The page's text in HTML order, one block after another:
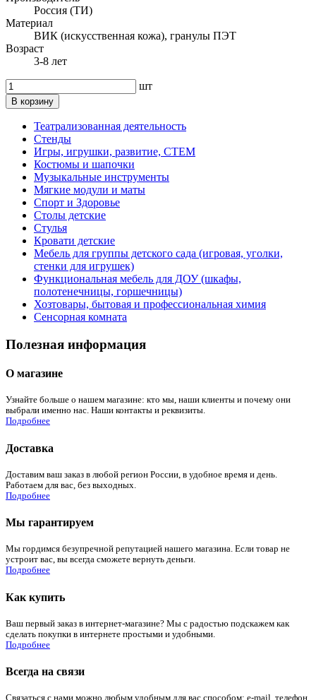
Россия (ТИ)
Материал
ВИК (искусственная кожа), гранулы ПЭТ
Возраст
3-8 лет
шт
В корзину
Театрализованная деятельность
Стенды
Игры, игрушки, развитие, СТЕМ
Костюмы и шапочки
Музыкальные инструменты
Мягкие модули и маты
Спорт и Здоровье
Столы детские
Стулья
Кровати детские
Мебель для группы детского сада (игровая, уголки,
стенки для игрушек)
Функциональная мебель для ДОУ (шкафы,
полотенечницы, горшечницы)
Хозтовары, бытовая и профессиональная химия
Сенсорная комната
Полезная информация
О магазине
Узнайте больше о нашем магазине: кто мы, наши клиенты и почему они
выбрали именно нас. Наши контакты и реквизиты.
Подробнее
Доставка
Доставим ваш заказ в любой регион России, в удобное время и день.
Работаем для вас, без выходных.
Подробнее
Мы гарантируем
Мы гордимся безупречной репутацией нашего магазина. Если товар не
устроит вас, вы всегда сможете вернуть деньги.
Подробнее
Как купить
Ваш первый заказ в интернет-магазине? Мы с радостью подскажем как
сделать покупки в интернете простыми и удобными.
Подробнее
Всегда на связи